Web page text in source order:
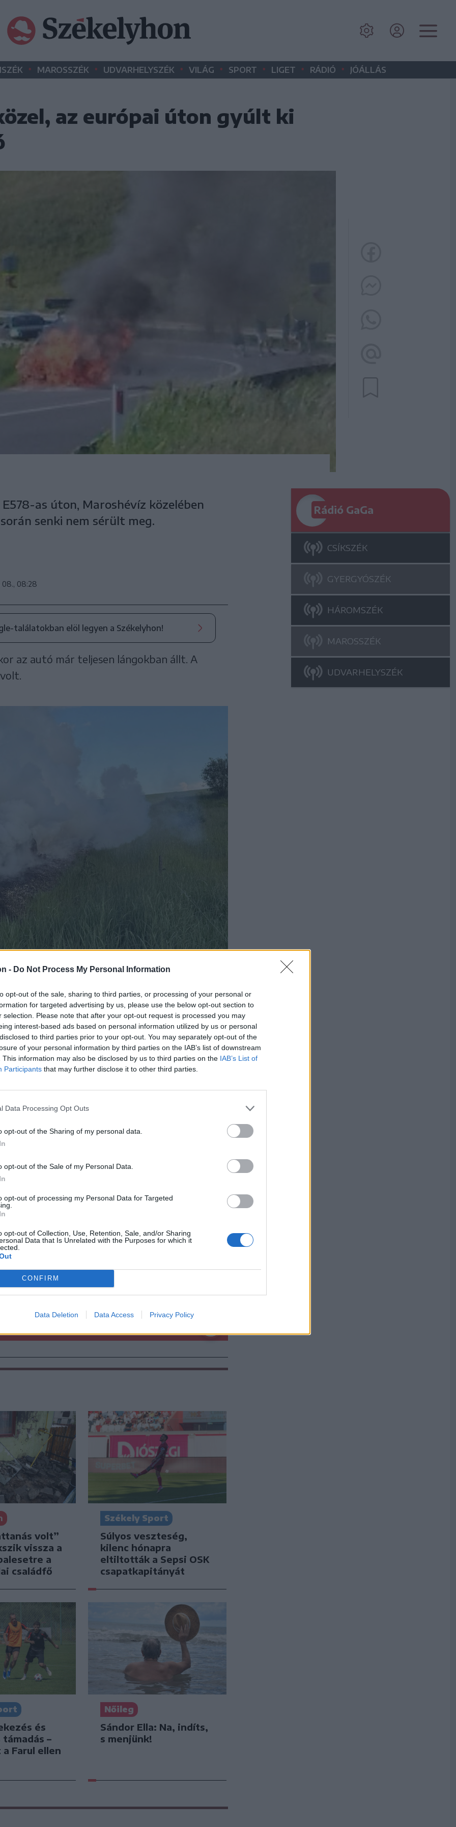
- Do Not Process My Personal Information
opt-out of the sale, sharing to third parties, or processing of your personal or
for targeted advertising by us, please use the below opt-out section to
selection. Please note that after your opt-out request is processed you may
interest-based ads based on personal information utilized by us or personal
to third parties prior to your opt-out. You may separately opt-out of the
of your personal information by third parties on the IAB’s list of downstream
This information may also be disclosed by us to third parties on the IAB’s List of
Participants that may further disclose it to other third parties.
Data Processing Opt Outs
opt-out of the Sharing of my personal data.
opt-out of the Sale of my Personal Data.
opt-out of processing my Personal Data for Targeted
opt-out of Collection, Use, Retention, Sale, and/or Sharing
Data that Is Unrelated with the Purposes for which it
CONFIRM
Data Deletion Data Access Privacy Policy
• MAROSSZÉK • UDVARHELYSZÉK • VILÁG • SPORT • LIGET • RÁDIÓ • JÓÁLLÁS
az európai úton gyúlt ki
as úton, Maroshévíz közelében
senki nem sérült meg.
08., 08:28
találatokban elöl legyen a Székelyhon!
az autó már teljesen lángokban állt. A
a rendőrség azt tanácsolja a
megoldásokhoz az autó elektromos
indulás előtt
vagy olajszivárgásokra
szavatossági idejét.
Rádió GaGa
CSÍKSZÉK
GYERGYÓSZÉK
HÁROMSZÉK
MAROSSZÉK
UDVARHELYSZÉK
volt”
vissza a
a
családfő
Székely Sport
Súlyos veszteség,
kilenc hónapra
eltiltották a Sepsi OSK
csapatkapitányát
és
–
Farul ellen
Nőileg
Sándor Ella: Na, indíts,
s menjünk!